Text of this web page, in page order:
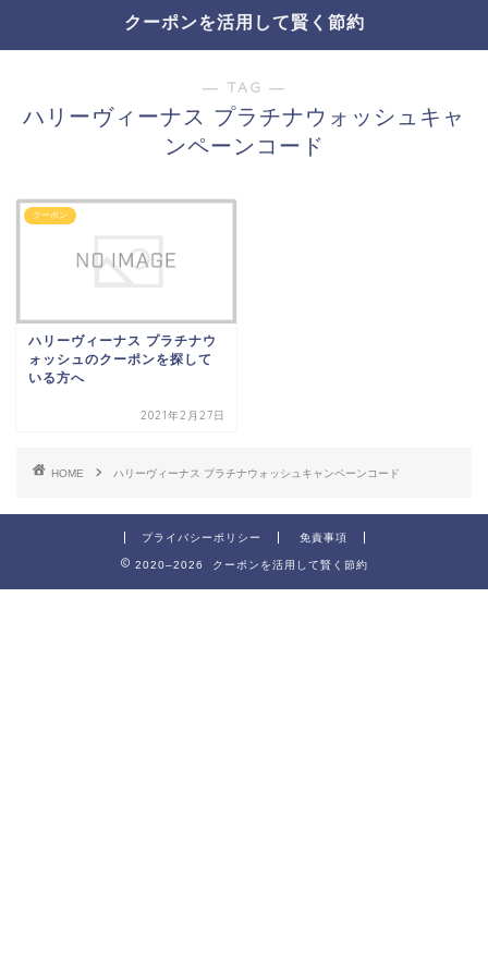
クーポンを活用して賢く節約
― TAG ―
ハリーヴィーナス プラチナウォッシュキャ
ンペーンコード
クーポン
ハリーヴィーナス プラチナウ
ォッシュのクーポンを探して
いる方へ
2021年2月27日
HOME ハリーヴィーナス プラチナウォッシュキャンペーンコード
プライバシーポリシー 免責事項
2020–2026 クーポンを活用して賢く節約